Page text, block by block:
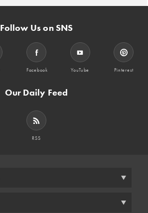
Follow Us on SNS
Facebook YouTube Pinterest
Our Daily Feed
RSS